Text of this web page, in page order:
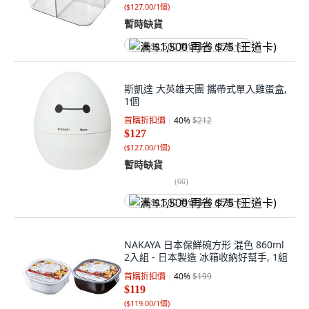
($127.00/1個)
暫時缺貨
满 $1,500 再省 $75 (王道卡)
斯凱達 大英雄天團 攜帶式單入雞蛋盒,
1個
首購折扣價 40%$212
$127
($127.00/1個)
暫時缺貨
(66)
满 $1,500 再省 $75 (王道卡)
NAKAYA 日本保鮮碗方形 混色 860ml
2入組 - 日本製造 冰箱收納好幫手, 1組
首購折扣價 40%$199
$119
($119.00/1個)